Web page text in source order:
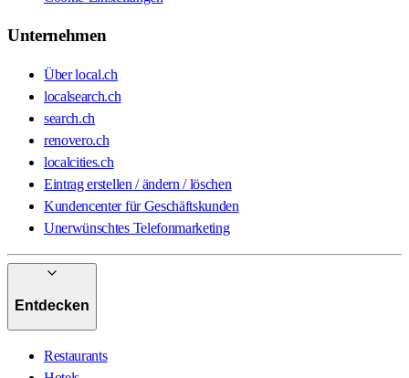
Unternehmen
Über local.ch
localsearch.ch
search.ch
renovero.ch
localcities.ch
Eintrag erstellen / ändern / löschen
Kundencenter für Geschäftskunden
Unerwünschtes Telefonmarketing
Entdecken
Restaurants